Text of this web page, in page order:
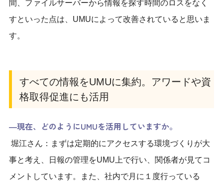
間、ファイルサーバーから情報を探す時間のロスをなく
すといった点は、UMUによって改善されていると思いま
す。
すべての情報をUMUに集約。アワードや資
格取得促進にも活用
―現在、どのようにUMUを活用していますか。
堀江さん：まずは定期的にアクセスする環境づくりが大
事と考え、日報の管理をUMU上で行い、関係者が見てコ
メントしています。また、社内で月に１度行っている